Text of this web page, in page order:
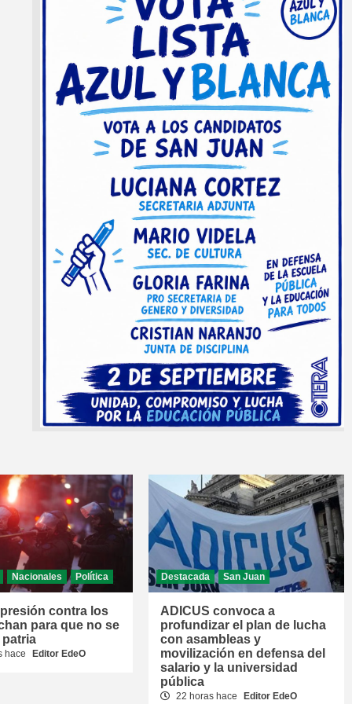
Nacionales Política
contra los
para que no se
patria
hace Editor EdeO
Destacada San Juan
ADICUS convoca a
profundizar el plan de lucha
con asambleas y
movilización en defensa del
salario y la universidad
pública
22 horas hace Editor EdeO